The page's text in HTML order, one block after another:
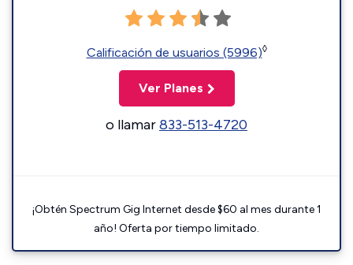
Calificación de usuarios (5996)◊
Ver Planes
o llamar833-513-4720
¡Obtén Spectrum Gig Internet desde $60 al mes durante 1
año! Oferta por tiempo limitado.